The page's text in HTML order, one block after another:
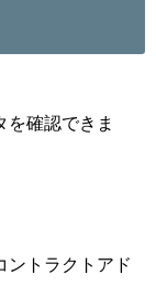
を確認できま
ントラクトアド